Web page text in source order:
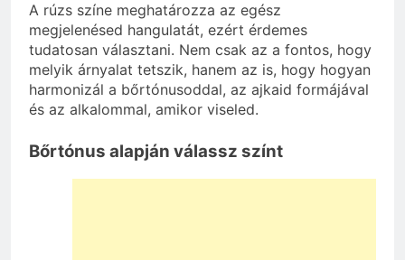
A rúzs színe meghatározza az egész
megjelenésed hangulatát, ezért érdemes
tudatosan választani. Nem csak az a fontos, hogy
melyik árnyalat tetszik, hanem az is, hogy hogyan
harmonizál a bőrtónusoddal, az ajkaid formájával
és az alkalommal, amikor viseled.
Bőrtónus alapján válassz színt